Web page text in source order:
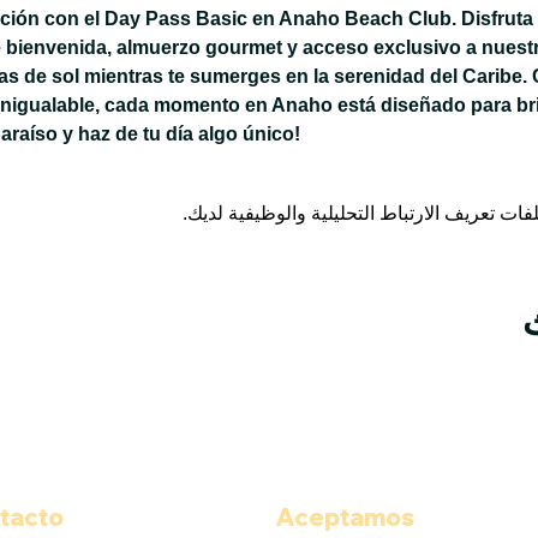
con el Day Pass Basic en Anaho Beach Club.
almuerzo gourmet y acceso exclusivo a
de sol mientras te sumerges en la serenidad del
cada momento en Anaho está diseñado para
y haz de tu día algo único!
Aceptamos